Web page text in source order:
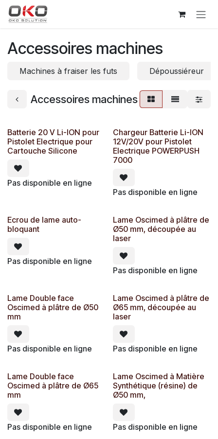
Se rendre au contenu
Accessoires machines
Machines à fraiser les futs Dépoussiéreur
Accessoires machines
Batterie 20 V Li-ION pour
Pistolet Electrique pour
Cartouche Silicone
Pas disponible en ligne
Chargeur Batterie Li-ION
12V/20V pour Pistolet
Electrique POWERPUSH
7000
Pas disponible en ligne
Ecrou de lame auto-
bloquant
Pas disponible en ligne
Lame Oscimed à plâtre de
Ø50 mm, découpée au
laser
Pas disponible en ligne
Lame Double face
Oscimed à plâtre de Ø50
mm
Pas disponible en ligne
Lame Oscimed à plâtre de
Ø65 mm, découpée au
laser
Pas disponible en ligne
Lame Double face
Oscimed à plâtre de Ø65
mm
Pas disponible en ligne
Lame Oscimed à Matière
Synthétique (résine) de
Ø50 mm,
Pas disponible en ligne